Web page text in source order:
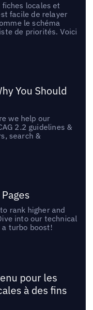
locales et
facile de relayer
le schéma
de priorités. Voici
You Should
we help our
2.2 guidelines &
search &
rank higher and
into our technical
a turbo boost!
pour les
à des fins